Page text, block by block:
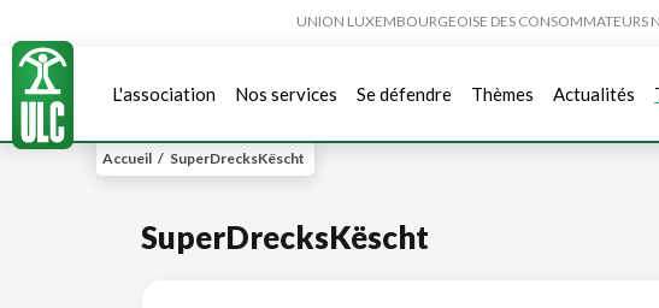
UNION LUXEMBOURGEOISE DES CONSOMMATEURS
L'association Nos services Se défendre Thèmes Actualités
Accueil / SuperDrecksKëscht
SuperDrecksKëscht